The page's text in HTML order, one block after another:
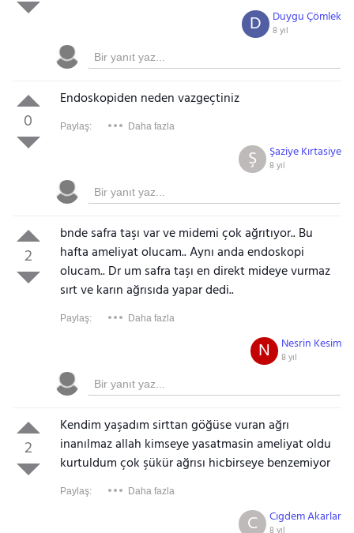
Duygu Çömlek
8 yıl
D
0
Endoskopiden neden vazgeçtiniz
Paylaş: Daha fazla
Şaziye Kırtasiye
8 yıl
Ş
2
bnde safra taşı var ve midemi çok ağrıtıyor.. Bu
hafta ameliyat olucam.. Aynı anda endoskopi
olucam.. Dr um safra taşı en direkt mideye vurmaz
sırt ve karın ağrısıda yapar dedi..
Paylaş: Daha fazla
Nesrin Kesim
8 yıl
N
2
Kendim yaşadım sirttan göğüse vuran ağrı
inanılmaz allah kimseye yasatmasin ameliyat oldu
kurtuldum çok şükür ağrısı hicbirseye benzemiyor
Paylaş: Daha fazla
Cıgdem Akarlar
C